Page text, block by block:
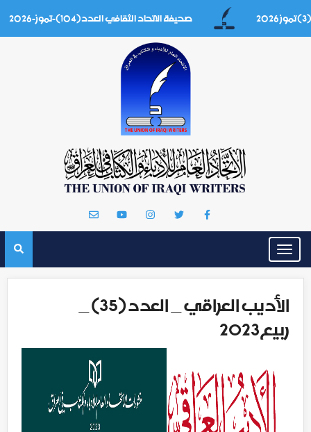
صحيفة الاتحاد الثقافي العدد(104)-تموز-2026
Toggle
navigation
الأديب العراقي _ العدد (35) _
ربيع2023